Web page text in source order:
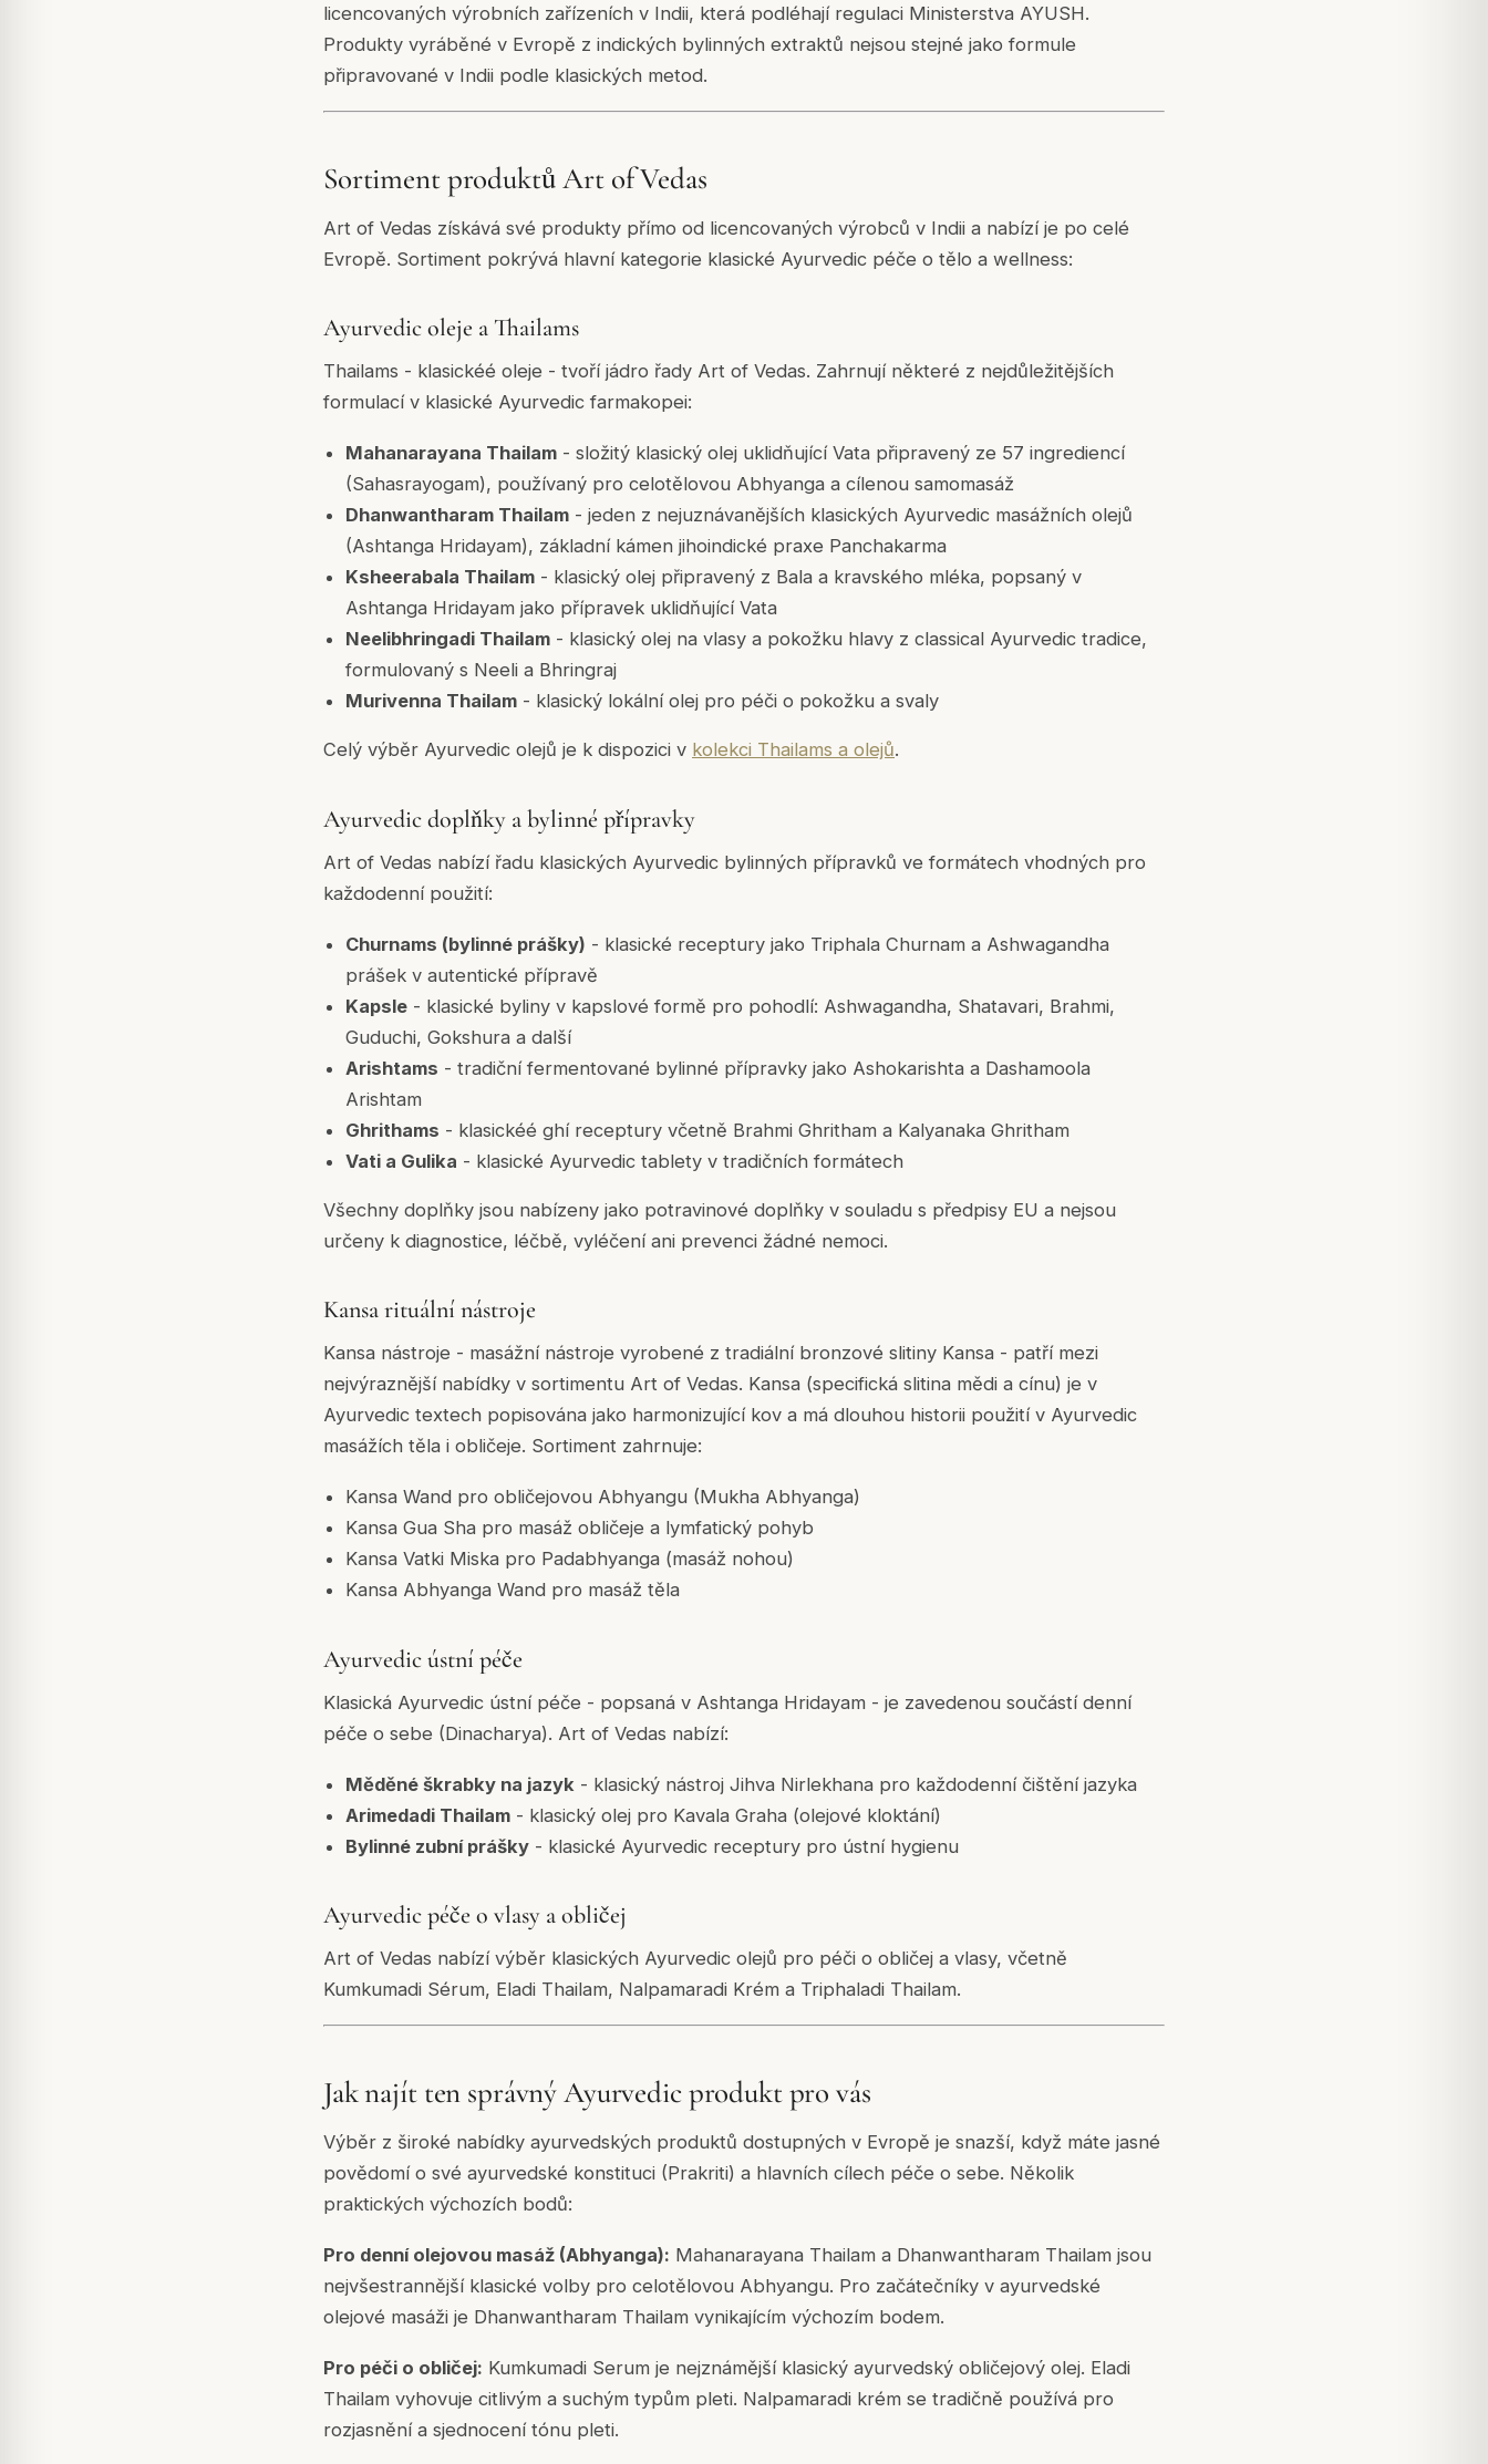
licencovaných výrobních zařízeních v Indii, která podléhají regulaci Ministerstva AYUSH.
Produkty vyráběné v Evropě z indických bylinných extraktů nejsou stejné jako formule
připravované v Indii podle klasických metod.
Sortiment produktů Art of Vedas
Art of Vedas získává své produkty přímo od licencovaných výrobců v Indii a nabízí je po celé
Evropě. Sortiment pokrývá hlavní kategorie klasické Ayurvedic péče o tělo a wellness:
Ayurvedic oleje a Thailams
Thailams - klasickéé oleje - tvoří jádro řady Art of Vedas. Zahrnují některé z nejdůležitějších
formulací v klasické Ayurvedic farmakopei:
Mahanarayana Thailam- složitý klasický olej uklidňující Vata připravený ze 57 ingrediencí
(Sahasrayogam), používaný pro celotělovou Abhyanga a cílenou samomasáž
Dhanwantharam Thailam- jeden z nejuznávanějších klasických Ayurvedic masážních olejů
(Ashtanga Hridayam), základní kámen jihoindické praxe Panchakarma
Ksheerabala Thailam- klasický olej připravený z Bala a kravského mléka, popsaný v
Ashtanga Hridayam jako přípravek uklidňující Vata
Neelibhringadi Thailam- klasický olej na vlasy a pokožku hlavy z classical Ayurvedic tradice,
formulovaný s Neeli a Bhringraj
Murivenna Thailam- klasický lokální olej pro péči o pokožku a svaly
Celý výběr Ayurvedic olejů je k dispozici v kolekci Thailams a olejů.
Ayurvedic doplňky a bylinné přípravky
Art of Vedas nabízí řadu klasických Ayurvedic bylinných přípravků ve formátech vhodných pro
každodenní použití:
Churnams (bylinné prášky) - klasické receptury jako Triphala Churnam a Ashwagandha
prášek v autentické přípravě
Kapsle- klasické byliny v kapslové formě pro pohodlí: Ashwagandha, Shatavari, Brahmi,
Guduchi, Gokshura a další
Arishtams - tradiční fermentované bylinné přípravky jako Ashokarishta a Dashamoola
Arishtam
Ghrithams - klasickéé ghí receptury včetně Brahmi Ghritham a Kalyanaka Ghritham
Vati a Gulika - klasické Ayurvedic tablety v tradičních formátech
Všechny doplňky jsou nabízeny jako potravinové doplňky v souladu s předpisy EU a nejsou
určeny k diagnostice, léčbě, vyléčení ani prevenci žádné nemoci.
Kansa rituální nástroje
Kansa nástroje - masážní nástroje vyrobené z tradiální bronzové slitiny Kansa - patří mezi
nejvýraznější nabídky v sortimentu Art of Vedas. Kansa (specifická slitina mědi a cínu) je v
Ayurvedic textech popisována jako harmonizující kov a má dlouhou historii použití v Ayurvedic
masážích těla i obličeje. Sortiment zahrnuje:
Kansa Wand pro obličejovou Abhyangu (Mukha Abhyanga)
Kansa Gua Sha pro masáž obličeje a lymfatický pohyb
Kansa Vatki Miska pro Padabhyanga (masáž nohou)
Kansa Abhyanga Wand pro masáž těla
Ayurvedic ústní péče
Klasická Ayurvedic ústní péče - popsaná v Ashtanga Hridayam - je zavedenou součástí denní
péče o sebe (Dinacharya). Art of Vedas nabízí:
Měděné škrabky na jazyk - klasický nástroj Jihva Nirlekhana pro každodenní čištění jazyka
Arimedadi Thailam- klasický olej pro Kavala Graha (olejové kloktání)
Bylinné zubní prášky- klasické Ayurvedic receptury pro ústní hygienu
Ayurvedic péče o vlasy a obličej
Art of Vedas nabízí výběr klasických Ayurvedic olejů pro péči o obličej a vlasy, včetně
Kumkumadi Sérum, Eladi Thailam, Nalpamaradi Krém a Triphaladi Thailam.
Jak najít ten správný Ayurvedic produkt pro vás
Výběr z široké nabídky ayurvedských produktů dostupných v Evropě je snazší, když máte jasné
povědomí o své ayurvedské konstituci (Prakriti) a hlavních cílech péče o sebe. Několik
praktických výchozích bodů:
Pro denní olejovou masáž (Abhyanga): Mahanarayana Thailam a Dhanwantharam Thailam jsou
nejvšestrannější klasické volby pro celotělovou Abhyangu. Pro začátečníky v ayurvedské
olejové masáži je Dhanwantharam Thailam vynikajícím výchozím bodem.
Pro péči o obličej: Kumkumadi Serum je nejznámější klasický ayurvedský obličejový olej. Eladi
Thailam vyhovuje citlivým a suchým typům pleti. Nalpamaradi krém se tradičně používá pro
rozjasnění a sjednocení tónu pleti.